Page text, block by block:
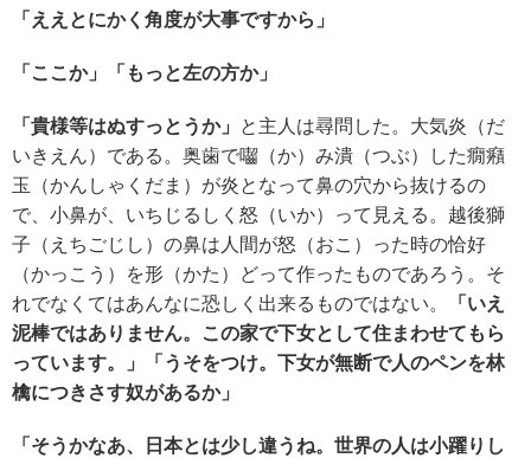
「ええとにかく 角度が大事ですから」
「ここか」「もっと左の方か」
「貴様等はぬすっとうか」
と主人は尋問した。大気炎（だ
いきえん）である。奥歯で囓（か）み潰（つぶ）した癇癪
玉（かんしゃくだま）が炎となって鼻の穴から抜けるの
で、小鼻が、いちじるしく怒（いか）って見える。越後獅
子（えちごじし）の鼻は人間が怒（おこ）った時の恰好
（かっこう）を形（かた）どって作ったものであろう。そ
れでなくてはあんなに恐しく出来るものではない。
「いえ
泥棒ではありません。
この家で下女として住まわせてもら
っています。
」「うそをつけ。 下女が無断で人のペンを林
檎につきさす奴があるか」
「そうかなあ、日本とは少し違うね。世界の人は小躍りし